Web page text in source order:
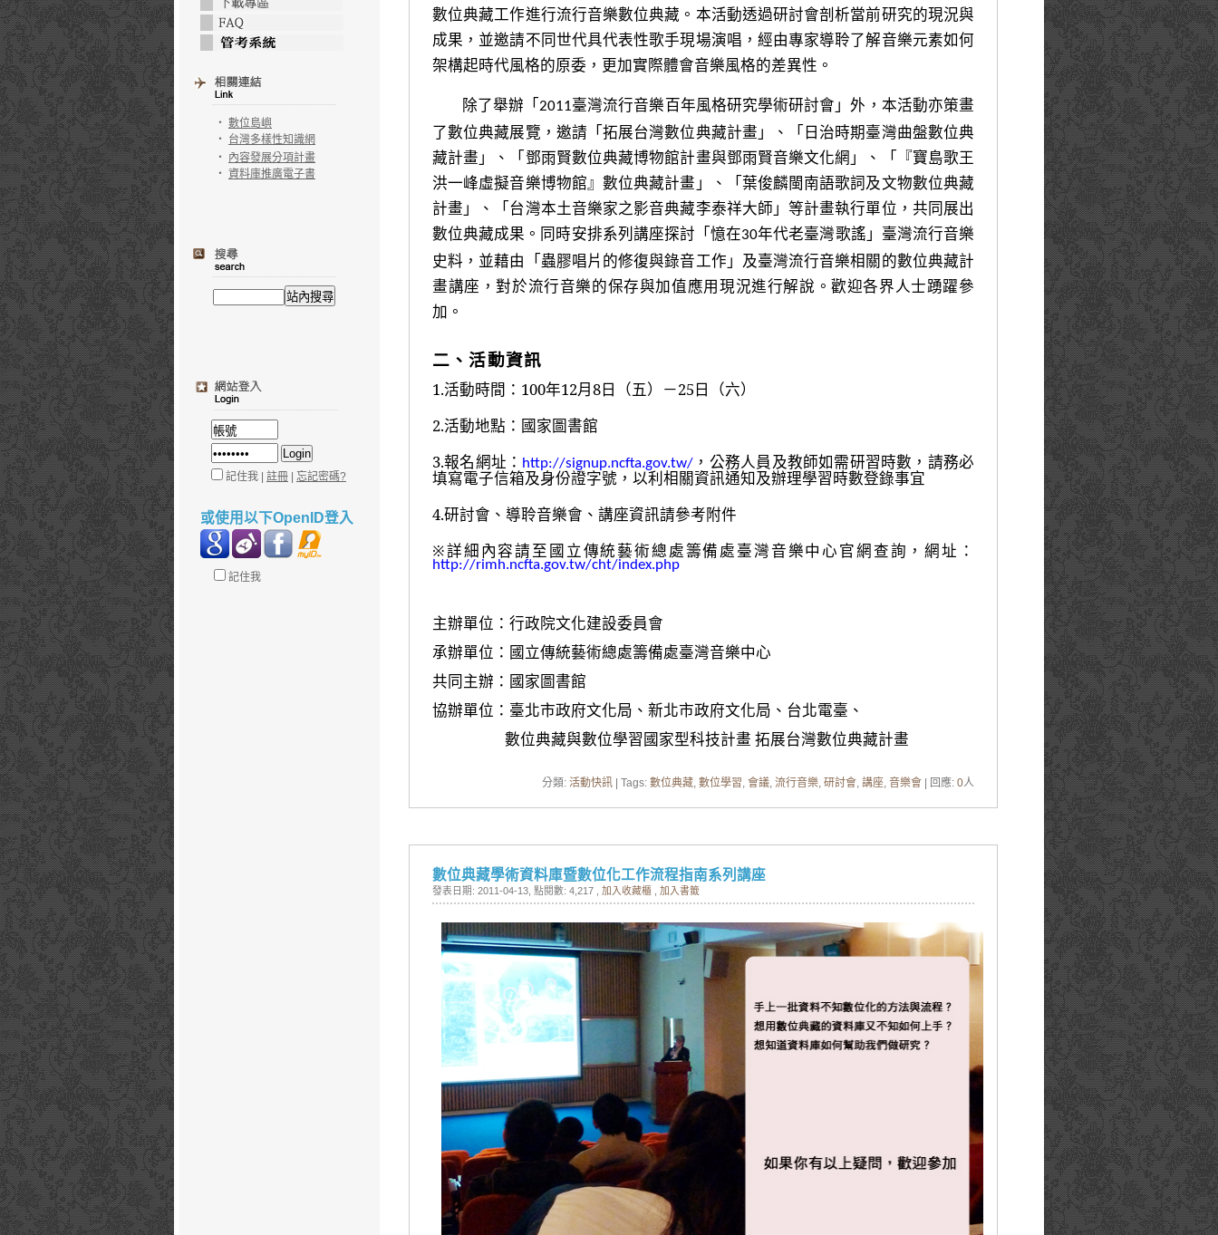
‧ 數位島嶼
‧ 台灣多樣性知識網
‧ 內容發展分項計畫
‧ 資料庫推廣電子書
記住我 | 註冊 | 忘記密碼?
或使用以下OpenID登入
記住我
數位典藏工作進行流行音樂數位典藏。本活動透過研討會剖析當前研究的現況與
成果，並邀請不同世代具代表性歌手現場演唱，經由專家導聆了解音樂元素如何
架構起時代風格的原委，更加實際體會音樂風格的差異性。
除了舉辦「2011臺灣流行音樂百年風格研究學術研討會」外，本活動亦策畫
了數位典藏展覽，邀請「拓展台灣數位典藏計畫」
、「日治時期臺灣曲盤數位典
藏計畫」、「鄧雨賢數位典藏博物館計畫與鄧雨賢音樂文化網」、「『寶島歌王
洪一峰虛擬音樂博物館』數位典藏計畫」、「葉俊麟閩南語歌詞及文物數位典藏
計畫」、「台灣本土音樂家之影音典藏李泰祥大師」等計畫執行單位，共同展出
數位典藏成果。 同時安排系列講座探討「憶在30年代老臺灣歌謠」臺灣流行音樂
史料，並藉由「蟲膠唱片的修復與錄音工作」及臺灣流行音樂相關的數位典藏計
畫講座，對於流行音樂的保存與加值應用現況進行解說。歡迎各界人士踴躍參
加。
二、活動資訊
1.活動時間：100年12月8日（五）－25日（六）
2.活動地點：國家圖書館
3.報名網址： http://signup.ncfta.gov.tw/ ，公務人員及教師如需研習時數，請務必
填寫電子信箱及身份證字號，以利相關資訊通知及辦理學習時數登錄事宜
4.研討會、導聆音樂會、講座資訊請參考附件
※詳細內容請至國立傳統藝術總處籌備處臺灣音樂中心官網查詢，網址：
http://rimh.ncfta.gov.tw/cht/index.php
主辦單位：行政院文化建設委員會
承辦單位：國立傳統藝術總處籌備處臺灣音樂中心
共同主辦：國家圖書館
協辦單位：臺北市政府文化局、新北市政府文化局、台北電臺、
數位典藏與數位學習國家型科技計畫 拓展台灣數位典藏計畫
分類: 活動快訊 | Tags: 數位典藏, 數位學習, 會議, 流行音樂, 研討會, 講座, 音樂會 | 回應: 0人
數位典藏學術資料庫暨數位化工作流程指南系列講座
發表日期: 2011-04-13 , 點閱數: 4,217 , 加入收藏櫃 加入書籤